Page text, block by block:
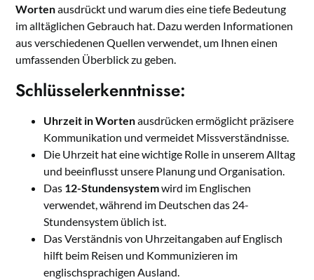
Wortenausdrückt und warum dies eine tiefe Bedeutung
im alltäglichen Gebrauch hat. Dazu werden Informationen
aus verschiedenen Quellen verwendet, um Ihnen einen
umfassenden Überblick zu geben.
Schlüsselerkenntnisse:
Uhrzeit in Wortenausdrücken ermöglicht präzisere
Kommunikation und vermeidet Missverständnisse.
Die Uhrzeit hat eine wichtige Rolle in unserem Alltag
und beeinflusst unsere Planung und Organisation.
Das 12-Stundensystemwird im Englischen
verwendet, während im Deutschen das 24-
Stundensystem üblich ist.
Das Verständnis von Uhrzeitangaben auf Englisch
hilft beim Reisen und Kommunizieren im
englischsprachigen Ausland.